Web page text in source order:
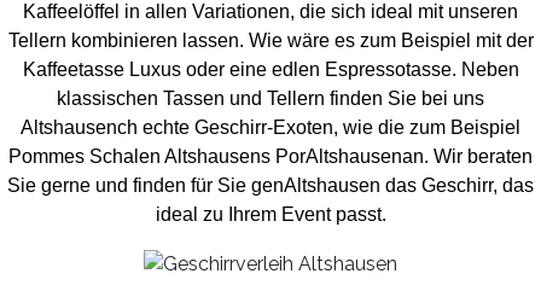
Kaffeelöffel in allen Variationen, die sich ideal mit unseren
Tellern kombinieren lassen. Wie wäre es zum Beispiel mit der
Kaffeetasse Luxus oder eine edlen Espressotasse. Neben
klassischen Tassen und Tellern finden Sie bei uns
Altshausench echte Geschirr-Exoten, wie die zum Beispiel
Pommes Schalen Altshausens PorAltshausenan. Wir beraten
Sie gerne und finden für Sie genAltshausen das Geschirr, das
ideal zu Ihrem Event passt.